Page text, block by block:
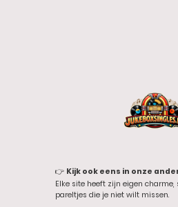
👉 Kijk ook eens in onze
Elke site heeft zijn eigen charme,
pareltjes die je niet wilt missen.